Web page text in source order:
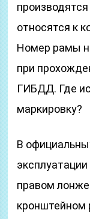
относятся к
Номер рамы
при
ГИБДД. Где
маркировку?
В
правом
кронштейном